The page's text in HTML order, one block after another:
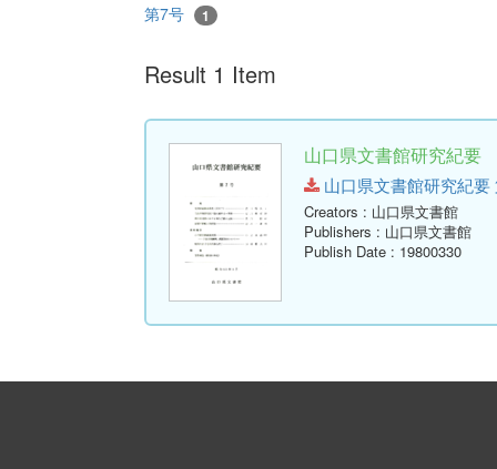
第7号 1
Result 1 Item
山口県文書館研究紀要
山口県文書館研究紀要
Creators : 山口県文書館
Publishers : 山口県文書館
Publish Date : 19800330